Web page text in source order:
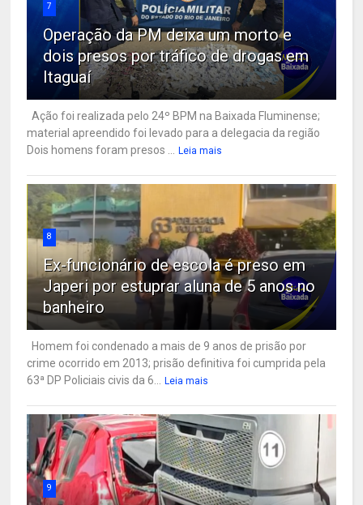
7
Operação da PM deixa um morto e
dois presos por tráfico de drogas em
Itaguaí
Ação foi realizada pelo 24º BPM na Baixada Fluminense;
material apreendido foi levado para a delegacia da região
Dois homens foram presos ...
Leia mais
8
Ex-funcionário de escola é preso em
Japeri por estuprar aluna de 5 anos no
banheiro
Homem foi condenado a mais de 9 anos de prisão por
crime ocorrido em 2013; prisão definitiva foi cumprida pela
63ª DP Policiais civis da 6...
Leia mais
9